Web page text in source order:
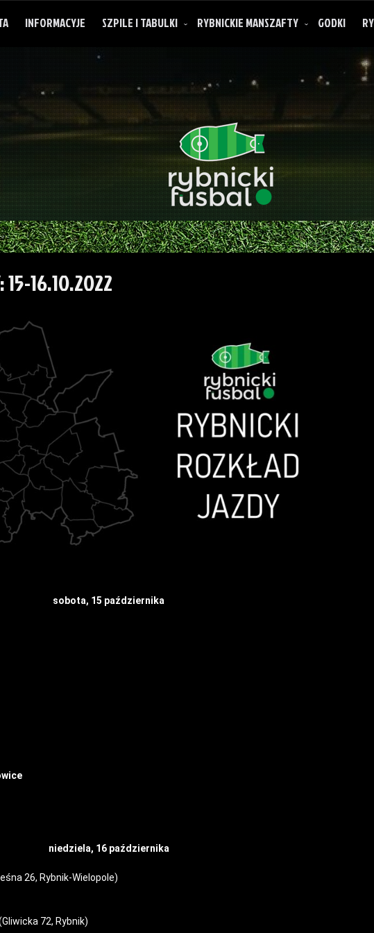
INFORMACYJE SZPILE I TABULKI RYBNICKIE MANSZAFTY GODKI
O rybnickich manszaftach
15-16.10.2022
sobota, 15 października
niedziela, 16 października
26, Rybnik-Wielopole)
72, Rybnik)